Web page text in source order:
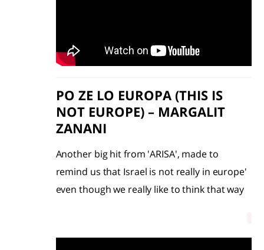
PO ZE LO EUROPA (THIS IS
NOT EUROPE) – MARGALIT
ZANANI
Another big hit from 'ARISA', made to
remind us that Israel is not really in europe'
even though we really like to think that way